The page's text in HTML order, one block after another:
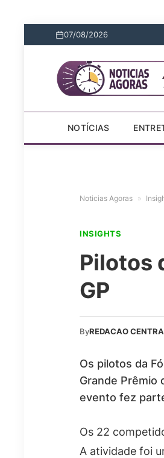
07/08/2026
NOTÍCIAS
Noticias Agoras »
INSIGHTS
Pilotos
GP
ByREDACAO
Os pilotos da
Grande Prêmio
evento fez
Os 22
A atividade foi